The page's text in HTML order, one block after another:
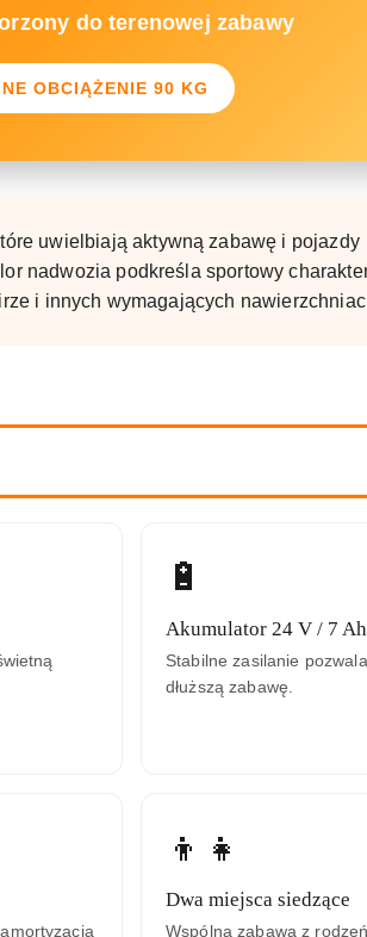
do terenowej zabawy
OBCIĄŻENIE 90 KG
uwielbiają aktywną zabawę i pojazdy
nadwozia podkreśla sportowy
i innych wymagających
🔋
Akumulator 24 V / 7 Ah
Stabilne zasilanie
dłuższą zabawę.
👦👧
Dwa miejsca siedzące
Wspólna zabawa z